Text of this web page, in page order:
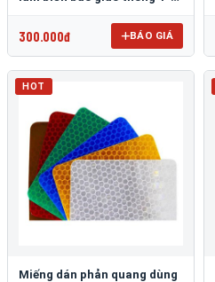
300.000đ BÁO GIÁ
HOT
Miếng dán phản quang dùng